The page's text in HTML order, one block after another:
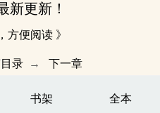
新更新！
方便阅读 》
录 → 下一章
书架 全本